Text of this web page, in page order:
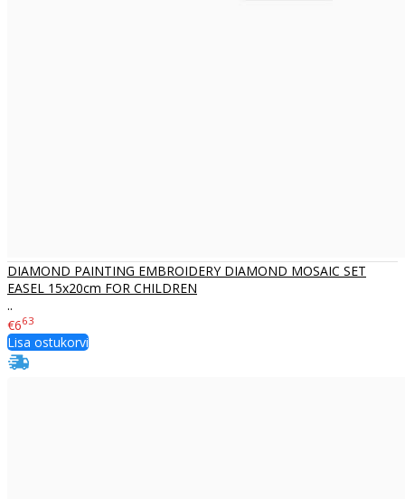
DIAMOND PAINTING EMBROIDERY DIAMOND MOSAIC SET
EASEL 15x20cm FOR CHILDREN
..
€663
Lisa ostukorvi